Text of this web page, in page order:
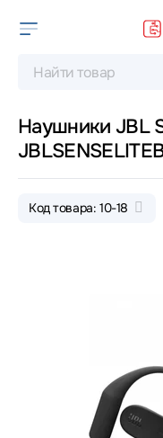
Наушники JBL
Код товара: 10-18